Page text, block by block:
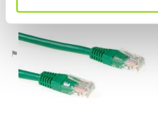
Verkrijgbaar sinds
Juni
⚑ Fout melden